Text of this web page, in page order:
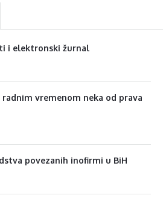
i elektronski žurnal
vremenom neka od prava
povezanih inofirmi u BiH